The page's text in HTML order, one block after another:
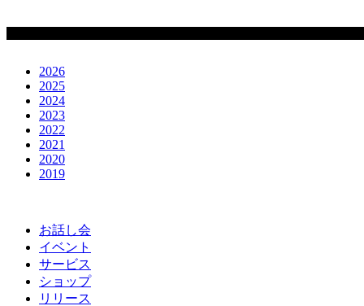
2026
2025
2024
2023
2022
2021
2020
2019
お話し会
イベント
サービス
ショップ
リリース